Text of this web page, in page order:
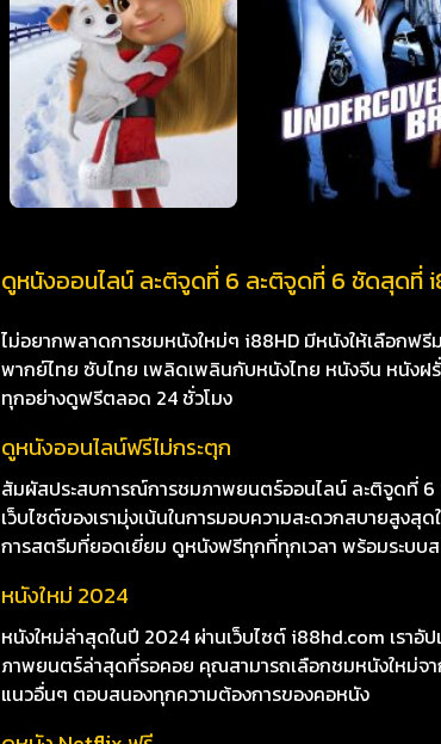
ดูหนังออนไลน์ ละติจูดที่ 6 ละติจูดที่ 6 ชัดสุดที่
ไม่อยากพลาดการชมหนังใหม่ๆ i88HD มีหนังให้เลือกฟ
พากย์ไทย ซับไทย เพลิดเพลินกับหนังไทย หนังจีน หนังฝ
ทุกอย่างดูฟรีตลอด 24 ชั่วโมง
ดูหนังออนไลน์ฟรีไม่กระตุก
สัมผัสประสบการณ์การชมภาพยนตร์ออนไลน์ ละติจูดที่
เว็บไซต์ของเรามุ่งเน้นในการมอบความสะดวกสบายสู
การสตรีมที่ยอดเยี่ยม ดูหนังฟรีทุกที่ทุกเวลา พร้อมระ
หนังใหม่ 2024
หนังใหม่ล่าสุดในปี 2024 ผ่านเว็บไซต์ i88hd.com เราอั
ภาพยนตร์ล่าสุดที่รอคอย คุณสามารถเลือกชมหนังใหม่จา
แนวอื่นๆ ตอบสนองทุกความต้องการของคอหนัง